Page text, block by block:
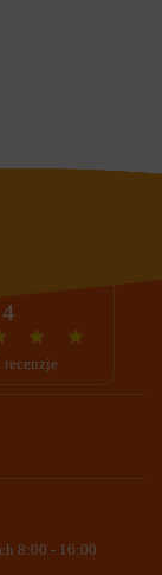
4
8:00 - 16:00